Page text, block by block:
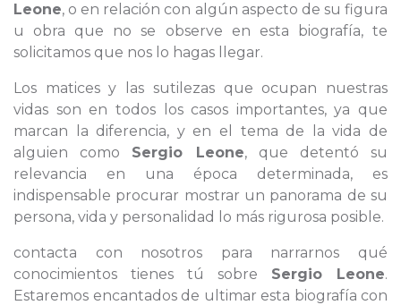
Leone, o en relación con algún aspecto de su figura
u obra que no se observe en esta biografía, te
solicitamos que nos lo hagas llegar.
Los matices y las sutilezas que ocupan nuestras
vidas son en todos los casos importantes, ya que
marcan la diferencia, y en el tema de la vida de
alguien como Sergio Leone, que detentó su
relevancia en una época determinada, es
indispensable procurar mostrar un panorama de su
persona, vida y personalidad lo más rigurosa posible.
contacta con nosotros para narrarnos qué
conocimientos tienes tú sobre Sergio Leone.
Estaremos encantados de ultimar esta biografía con